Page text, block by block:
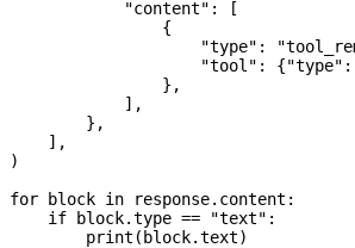
            "content"
: [
                {
                    "type"
:
                    "tool"
: {"type" :
                },
            ],
        },
    ],
)
for block in response.content:
    if
block.type == "text" :
        print
(block.text)